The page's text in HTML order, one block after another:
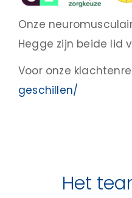
Onze
Hegge zijn beide lid
Voor onze
geschillen/
Het